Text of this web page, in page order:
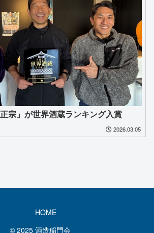
宗」が世界酒蔵ランキング入賞
2026.03.05
HOME
© 2025 酒造稲門会